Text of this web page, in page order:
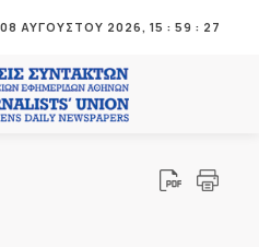
08 ΑΥΓΟΥΣΤΟΥ 2026, 15 : 59 : 28